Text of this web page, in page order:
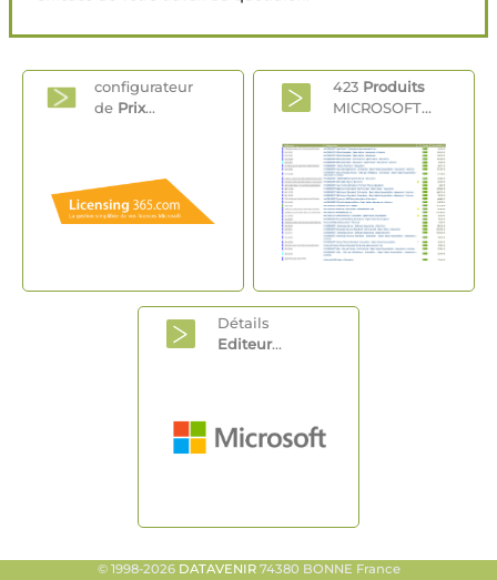
configurateur
de Prix...
423 Produits
MICROSOFT...
Détails
Editeur...
© 1998-2026 DATAVENIR74380 BONNE France